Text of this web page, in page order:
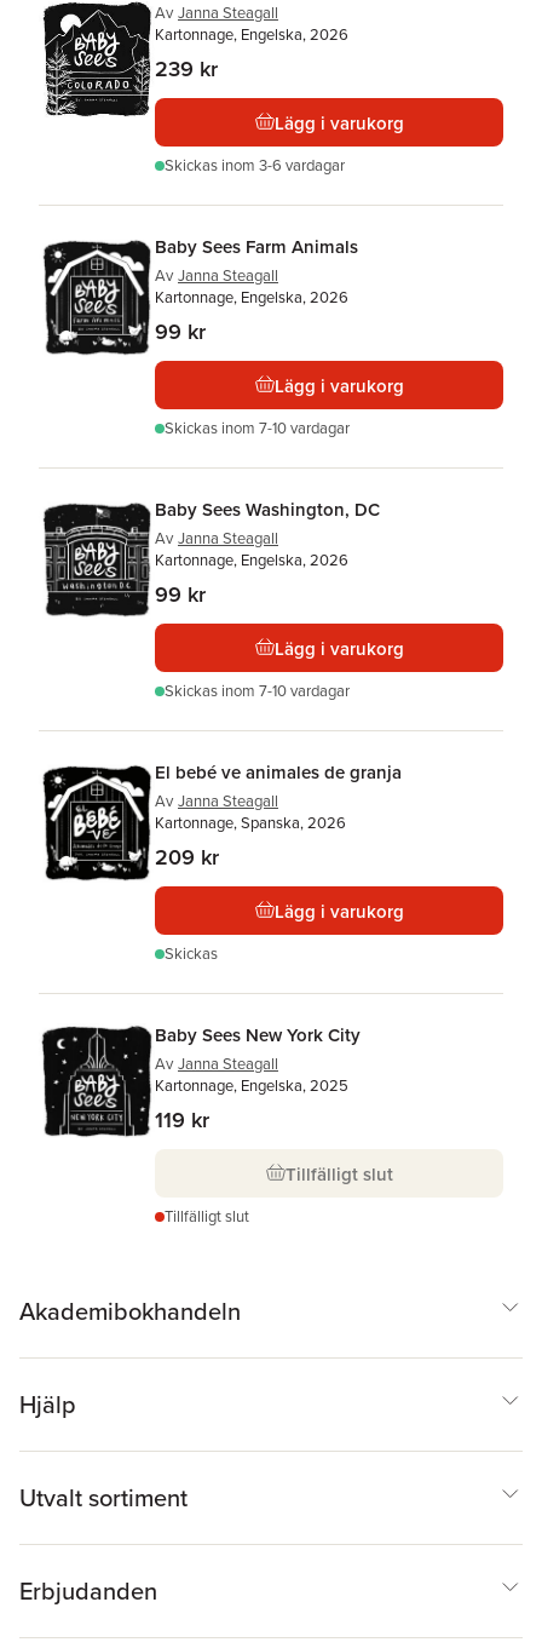
Av Janna Steagall
Kartonnage, Engelska, 2026
239 kr
Lägg i varukorg
Skickas inom 3-6 vardagar
Baby Sees Farm Animals
Av Janna Steagall
Kartonnage, Engelska, 2026
99 kr
Lägg i varukorg
Skickas inom 7-10 vardagar
Baby Sees Washington, DC
Av Janna Steagall
Kartonnage, Engelska, 2026
99 kr
Lägg i varukorg
Skickas inom 7-10 vardagar
El bebé ve animales de granja
Av Janna Steagall
Kartonnage, Spanska, 2026
209 kr
Lägg i varukorg
Skickas
Baby Sees New York City
Av Janna Steagall
Kartonnage, Engelska, 2025
119 kr
Tillfälligt slut
Tillfälligt slut
Akademibokhandeln
Hjälp
Utvalt sortiment
Erbjudanden